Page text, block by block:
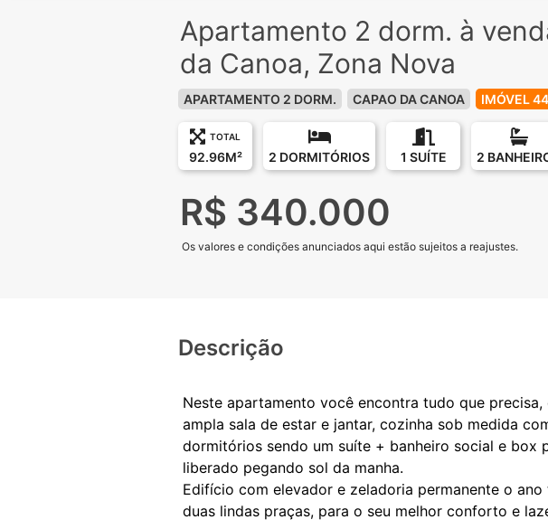
Apartamento 2 dorm. à
da Canoa, Zona Nova
APARTAMENTO 2 DORM. CAPAO DA CANOA IMÓVEL
TOTAL
92.96M² 2 DORMITÓRIOS 1 SUÍTE 2
R$ 340.000
Os valores e condições anunciados aqui estão sujeitos a reajustes.
Descrição
Neste apartamento você encontra tudo que
ampla sala de estar e jantar, cozinha sob medida
dormitórios sendo um suíte + banheiro social e
liberado pegando sol da manha.
Edifício com elevador e zeladoria permanente o
duas lindas praças, para o seu melhor conforto e